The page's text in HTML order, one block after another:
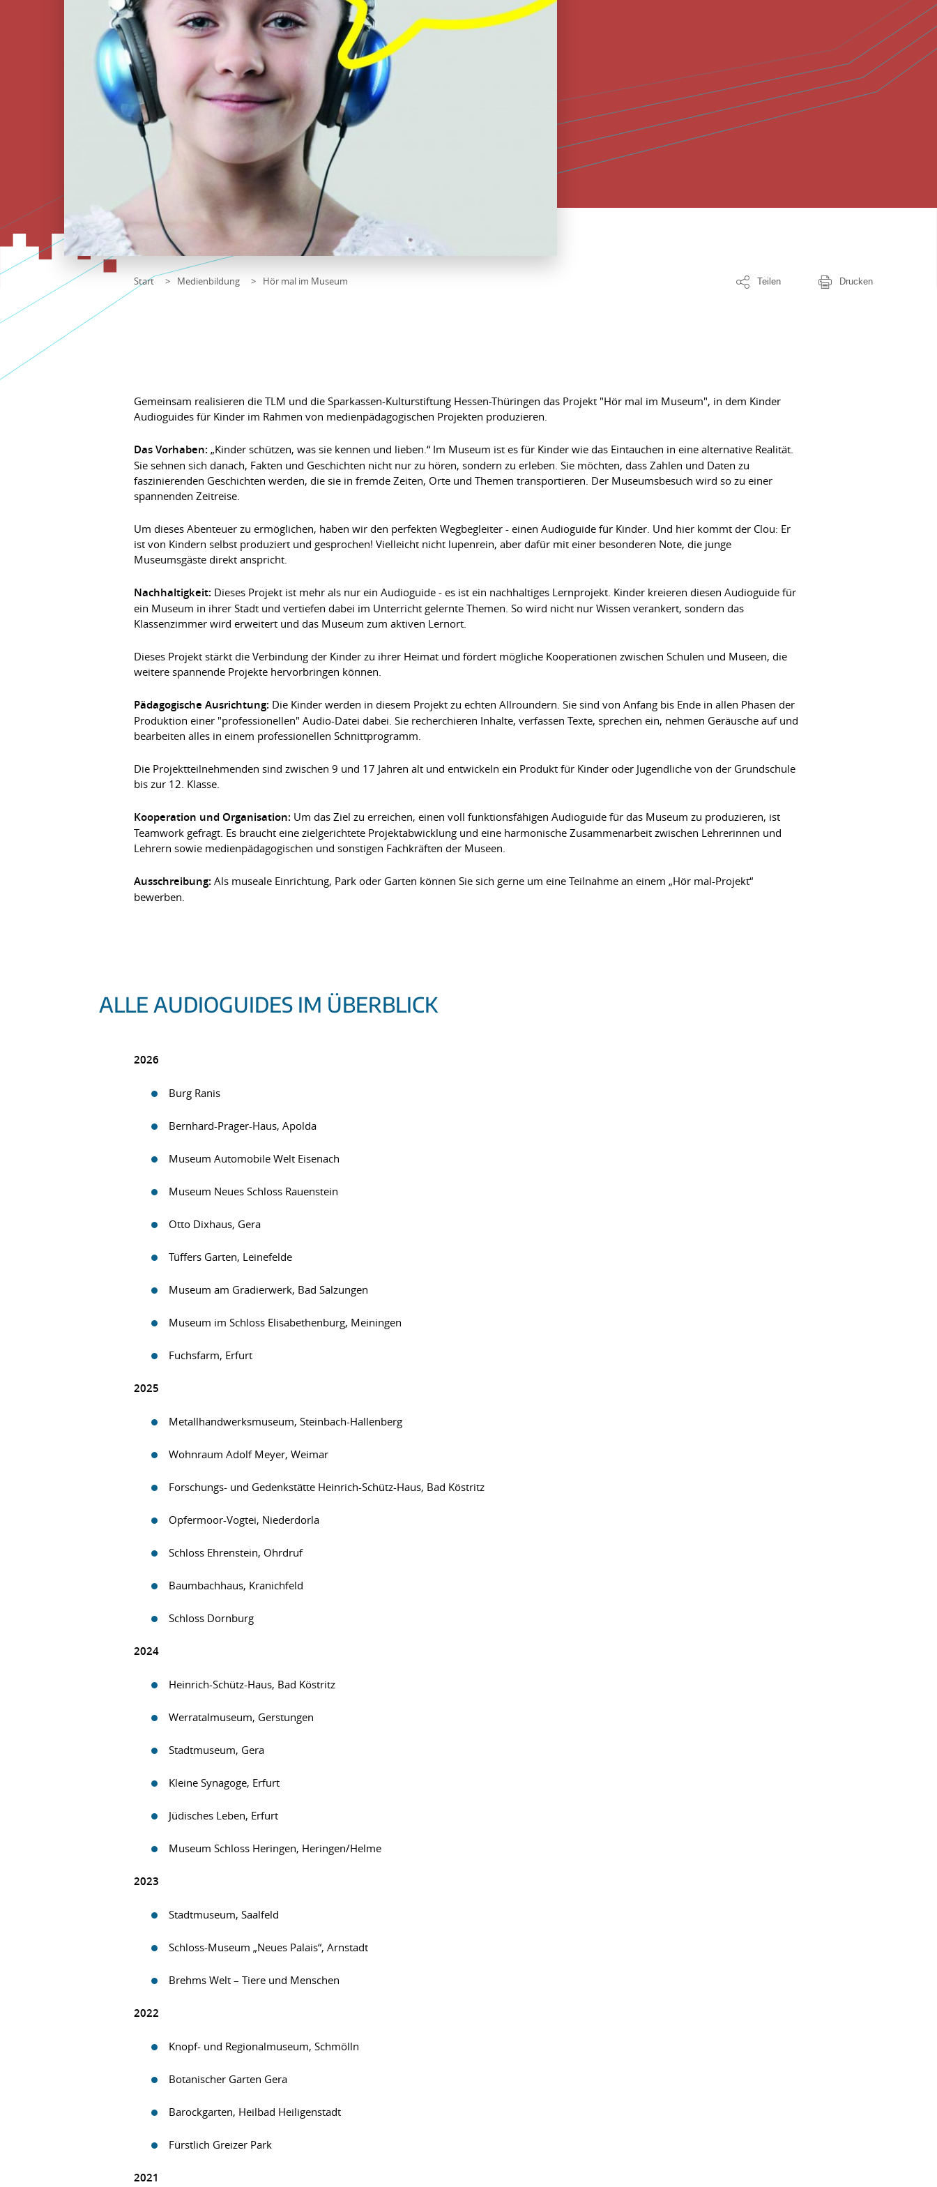
Start Medienbildung Hör mal im Museum Teilen Drucken
Gemeinsam realisieren die TLM und die Sparkassen-Kulturstiftung Hessen-Thüringen das Projekt "Hör mal im Museum", in dem Kinder
Audioguides für Kinder im Rahmen von medienpädagogischen Projekten produzieren.
Das Vorhaben: „Kinder schützen, was sie kennen und lieben.“ Im Museum ist es für Kinder wie das Eintauchen in eine alternative Realität.
Sie sehnen sich danach, Fakten und Geschichten nicht nur zu hören, sondern zu erleben. Sie möchten, dass Zahlen und Daten zu
faszinierenden Geschichten werden, die sie in fremde Zeiten, Orte und Themen transportieren. Der Museumsbesuch wird so zu einer
spannenden Zeitreise.
Um dieses Abenteuer zu ermöglichen, haben wir den perfekten Wegbegleiter - einen Audioguide für Kinder. Und hier kommt der Clou: Er
ist von Kindern selbst produziert und gesprochen! Vielleicht nicht lupenrein, aber dafür mit einer besonderen Note, die junge
Museumsgäste direkt anspricht.
Nachhaltigkeit: Dieses Projekt ist mehr als nur ein Audioguide - es ist ein nachhaltiges Lernprojekt. Kinder kreieren diesen Audioguide für
ein Museum in ihrer Stadt und vertiefen dabei im Unterricht gelernte Themen. So wird nicht nur Wissen verankert, sondern das
Klassenzimmer wird erweitert und das Museum zum aktiven Lernort.
Dieses Projekt stärkt die Verbindung der Kinder zu ihrer Heimat und fördert mögliche Kooperationen zwischen Schulen und Museen, die
weitere spannende Projekte hervorbringen können.
Pädagogische Ausrichtung: Die Kinder werden in diesem Projekt zu echten Allroundern. Sie sind von Anfang bis Ende in allen Phasen der
Produktion einer "professionellen" Audio-Datei dabei. Sie recherchieren Inhalte, verfassen Texte, sprechen ein, nehmen Geräusche auf und
bearbeiten alles in einem professionellen Schnittprogramm.
Die Projektteilnehmenden sind zwischen 9 und 17 Jahren alt und entwickeln ein Produkt für Kinder oder Jugendliche von der Grundschule
bis zur 12. Klasse.
Kooperation und Organisation: Um das Ziel zu erreichen, einen voll funktionsfähigen Audioguide für das Museum zu produzieren, ist
Teamwork gefragt. Es braucht eine zielgerichtete Projektabwicklung und eine harmonische Zusammenarbeit zwischen Lehrerinnen und
Lehrern sowie medienpädagogischen und sonstigen Fachkräften der Museen.
Ausschreibung: Als museale Einrichtung, Park oder Garten können Sie sich gerne um eine Teilnahme an einem „Hör mal-Projekt“
bewerben.
ALLE AUDIOGUIDES IM ÜBERBLICK
2026
Burg Ranis
Bernhard-Prager-Haus, Apolda
Museum Automobile Welt Eisenach
Museum Neues Schloss Rauenstein
Otto Dixhaus, Gera
Tüffers Garten, Leinefelde
Museum am Gradierwerk, Bad Salzungen
Museum im Schloss Elisabethenburg, Meiningen
Fuchsfarm, Erfurt
2025
Metallhandwerksmuseum, Steinbach-Hallenberg
Wohnraum Adolf Meyer, Weimar
Forschungs- und Gedenkstätte Heinrich-Schütz-Haus, Bad Köstritz
Opfermoor-Vogtei, Niederdorla
Schloss Ehrenstein, Ohrdruf
Baumbachhaus, Kranichfeld
Schloss Dornburg
2024
Heinrich-Schütz-Haus, Bad Köstritz
Werratalmuseum, Gerstungen
Stadtmuseum, Gera
Kleine Synagoge, Erfurt
Jüdisches Leben, Erfurt
Museum Schloss Heringen, Heringen/Helme
2023
Stadtmuseum, Saalfeld
Schloss-Museum „Neues Palais“, Arnstadt
Brehms Welt – Tiere und Menschen
2022
Knopf- und Regionalmuseum, Schmölln
Botanischer Garten Gera
Barockgarten, Heilbad Heiligenstadt
Fürstlich Greizer Park
2021